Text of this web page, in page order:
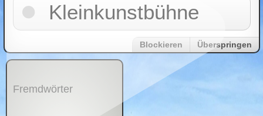
Kleinkunstbühne
Blockieren Überspringen
Fremdwörter